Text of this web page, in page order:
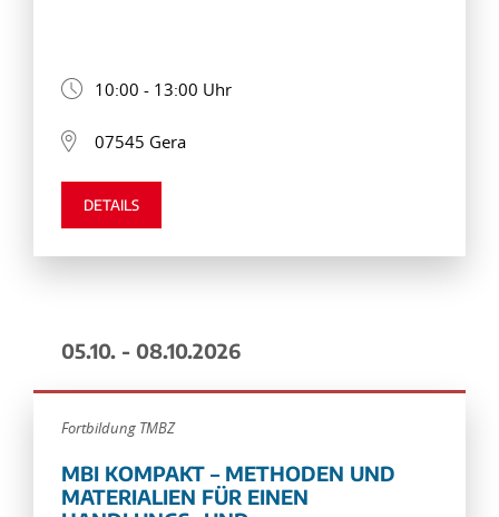
10:00 - 13:00 Uhr
07545 Gera
DETAILS
05.10. - 08.10.2026
Fortbildung TMBZ
MBI KOMPAKT – METHODEN UND
MATERIALIEN FÜR EINEN